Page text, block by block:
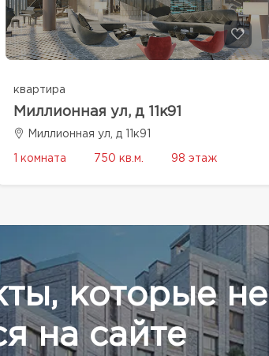
квартира
Миллионная ул, д 11к91
Миллионная ул, д 11к91
1 комната 750 кв.м. 98 этаж
которые не
на сайте